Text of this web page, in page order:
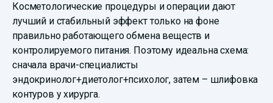
Косметологические процедуры и операции дают
лучший и стабильный эффект только на фоне
правильно работающего обмена веществ и
контролируемого питания. Поэтому идеальна схема:
сначала врачи-специалисты
эндокринолог+диетолог+психолог, затем – шлифовка
контуров у хирурга.